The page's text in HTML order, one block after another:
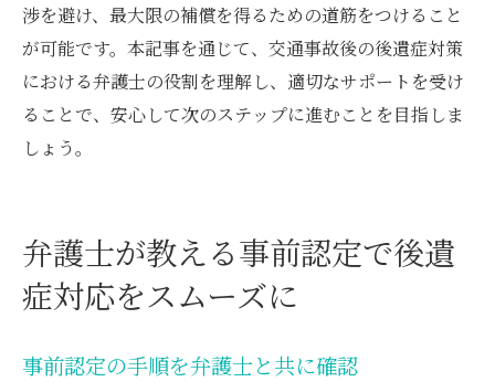
渉を避け、最大限の補償を得るための道筋をつけること
が可能です。本記事を通じて、交通事故後の後遺症対策
における弁護士の役割を理解し、適切なサポートを受け
ることで、安心して次のステップに進むことを目指しま
しょう。
弁護士が教える事前認定で後遺
症対応をスムーズに
事前認定の手順を弁護士と共に確認